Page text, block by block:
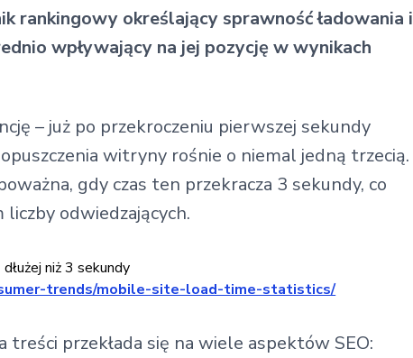
rankingowy określający sprawność ładowania i
wpływający na jej pozycję w wynikach
– już po przekroczeniu pierwszej sekundy
witryny rośnie o niemal jedną trzecią.
gdy czas ten przekracza 3 sekundy, co
odwiedzających.
trends/mobile-site-load-time-statistics/
przekłada się na wiele aspektów SEO: